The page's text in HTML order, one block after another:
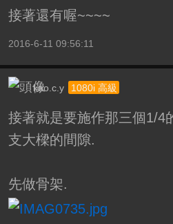
接著還有喔~~~~
2016-6-11 09:56:11
kao.c.y 1080i 高級
接著就是要施作那三個1/4
支大樑的間隙.
先做骨架.